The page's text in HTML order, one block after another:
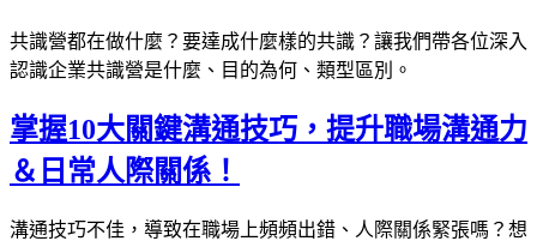
共識營都在做什麼？要達成什麼樣的共識？讓我們帶各位深入
認識企業共識營是什麼、目的為何、類型區別。
掌握10大關鍵溝通技巧，提升職場溝通力
＆日常人際關係！
溝通技巧不佳，導致在職場上頻頻出錯、人際關係緊張嗎？想